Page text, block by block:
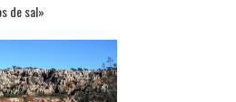
de sal»